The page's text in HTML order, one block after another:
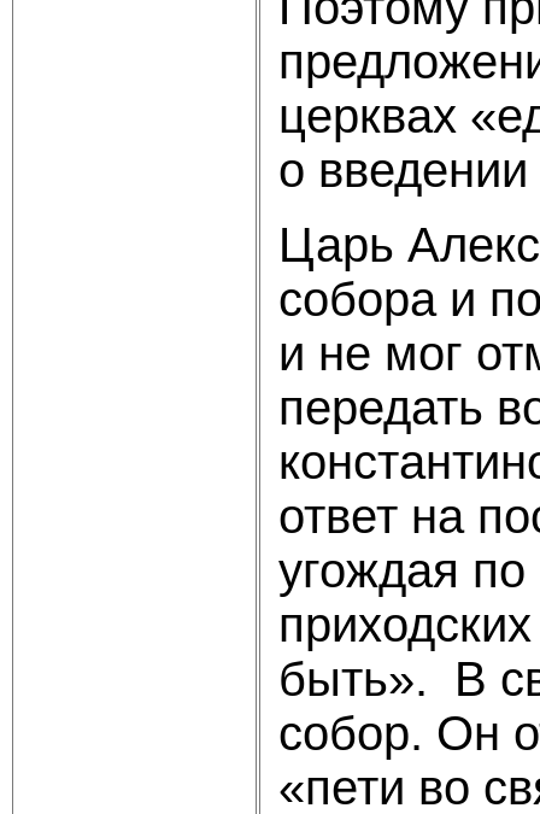
церквах
о
Царь
собора и
и не мог
передать
ответ на
угождая
быть». В
собор. Он
«пети во